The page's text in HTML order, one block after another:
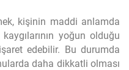
kişinin maddi anlamda
yoğun olduğu
edebilir. Bu durumda
daha dikkatli olması